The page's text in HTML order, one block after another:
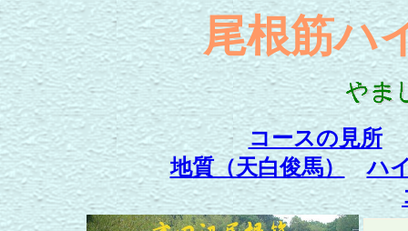
尾根筋ハ
コースの見所
地質（天白俊馬）
ハ